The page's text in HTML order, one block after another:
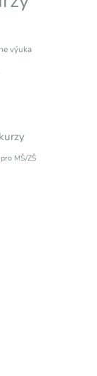
výuka
MŠ/ZŠ